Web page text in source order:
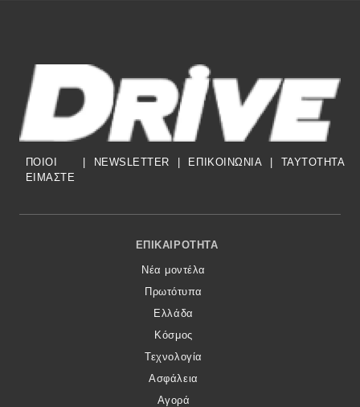
ΠΟΙΟΙ
ΕΙΜΑΣΤΕ
| NEWSLETTER | ΕΠΙΚΟΙΝΩΝΙΑ | TAYTOTHTA
Footer Menu
ΕΠΙΚΑΙΡΌΤΗΤΑ
Νέα μοντέλα
Πρωτότυπα
Ελλάδα
Κόσμος
Τεχνολογία
Ασφάλεια
Αγορά